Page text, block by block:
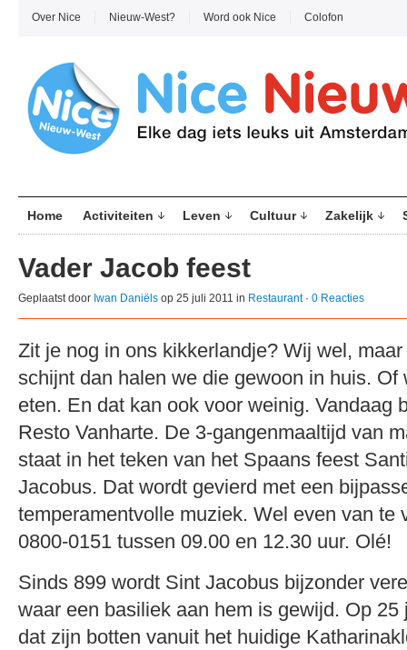
Over Nice Nieuw-West? Word ook Nice Colofon
Home Activiteiten Leven Cultuur Zakelijk
Vader Jacob feest
Geplaatst door Iwan Daniëls op 25 juli 2011 in Restaurant· 0 Reacties
Zit je nog in ons kikkerlandje? Wij wel,
schijnt dan halen we die gewoon in huis. Of
eten. En dat kan ook voor weinig. Vandaag
Resto Vanharte. De 3-gangenmaaltijd van
staat in het teken van het Spaans feest
Jacobus. Dat wordt gevierd met een
temperamentvolle muziek. Wel even van te
0800-0151 tussen 09.00 en 12.30 uur. Olé!
Sinds 899 wordt Sint Jacobus bijzonder
waar een basiliek aan hem is gewijd. Op 25
dat zijn botten vanuit het huidige